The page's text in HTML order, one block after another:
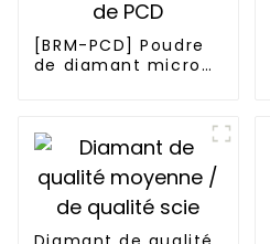
[BRM-PCD] Poudre
de diamant micron